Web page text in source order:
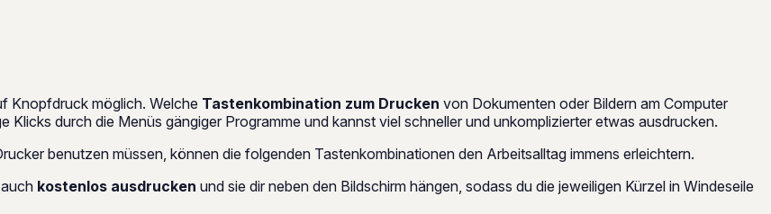
Knopfdruck möglich. Welche Tastenkombination zum Drucken von Dokumenten oder Bildern am Computer
durch die Menüs gängiger Programme und kannst viel schneller und unkomplizierter etwas ausdrucken.
benutzen müssen, können die folgenden Tastenkombinationen den Arbeitsalltag immens erleichtern.
kostenlos ausdrucken und sie dir neben den Bildschirm hängen, sodass du die jeweiligen Kürzel in Windeseile